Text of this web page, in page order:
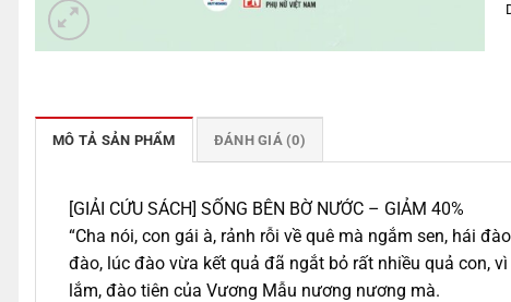
MÔ TẢ SẢN PHẨM ĐÁNH GIÁ (0)
[GIẢI CỨU SÁCH] SỐNG BÊN BỜ NƯỚC – GIẢM 40%
“Cha nói, con gái à, rảnh rỗi về quê mà ngắm sen, hái
đào, lúc đào vừa kết quả đã ngắt bỏ rất nhiều quả con,
lắm, đào tiên của Vương Mẫu nương nương mà.